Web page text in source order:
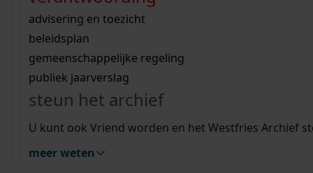
bouwvergunningen
omgevingsvergunningen
vergunningen
beeld en geluid
uitleg nodig?
Wij helpen u op weg met een aantal zoektips.
bekijk alle zoektips
Wij helpen u op weg met een aantal zoektips.
bekijk alle zoektips
bekijk ons geschiedenislokaal
advisering en toezicht
beleidsplan
gemeenschappelijke regeling
publiek jaarverslag
steun het archief
U kunt ook Vriend worden en het Westfries Archief
meer weten
zoektips
Mijn Studiezaal (inloggen)
uw zoekopdracht te